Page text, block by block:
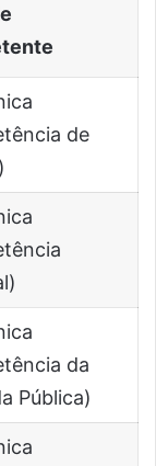
de
da
Pública)